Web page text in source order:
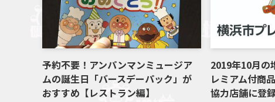
予約不要！アンパンマンミュージア
ムの誕生日「バースデーパック」が
おすすめ【レストラン編】
2019年10月の
レミアム付商
協力店舗に登